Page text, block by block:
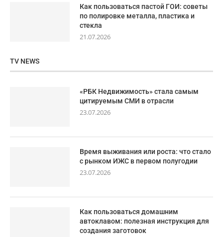
Как пользоваться пастой ГОИ: советы
по полировке металла, пластика и
стекла
21.07.2026
TV NEWS
«РБК Недвижимость» стала самым
цитируемым СМИ в отрасли
23.07.2026
Время выживания или роста: что стало
с рынком ИЖС в первом полугодии
23.07.2026
Как пользоваться домашним
автоклавом: полезная инструкция для
создания заготовок